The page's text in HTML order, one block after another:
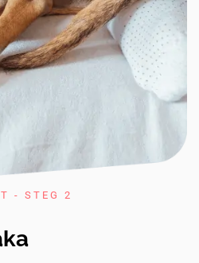
- STEG 2